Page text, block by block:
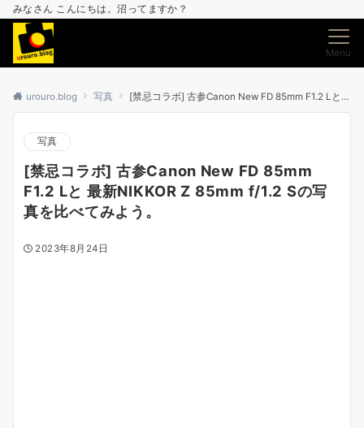
みなさん こんにちは。沼ってますか？
Menu
urouro.blog 写真 [禁忌コラボ] 古参Canon New FD 85mm F1.2 Lと 最新NIKKOR Z 85mm f/1.2 Sの写真を比べてみよう。
写真
[禁忌コラボ] 古参Canon New FD 85mm
F1.2 Lと 最新NIKKOR Z 85mm f/1.2 Sの写
真を比べてみよう。
2023年8月24日